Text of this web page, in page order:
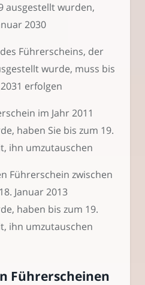
ausgestellt wurden,
2030
Führerscheins, der
wurde, muss bis
erfolgen
im Jahr 2011
haben Sie bis zum 19.
ihn umzutauschen
Führerschein zwischen
Januar 2013
haben bis zum 19.
ihn umzutauschen
Führerscheinen